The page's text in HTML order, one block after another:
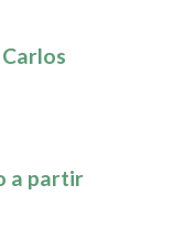
a partir